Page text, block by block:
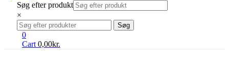
Søg efter produkt
×
Search
for:
Søg
0
Cart 0,00kr.